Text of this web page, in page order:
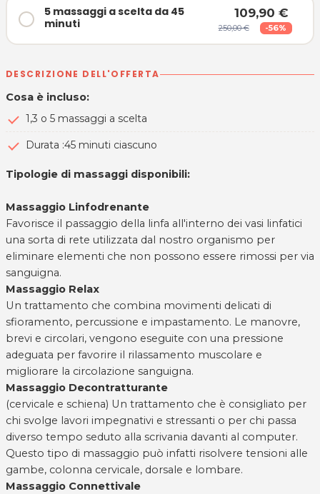
5 massaggi a scelta da 45
minuti
109,90 €
250,00 € -56%
DESCRIZIONE DELL'OFFERTA
Cosa è incluso:
1,3 o 5 massaggi a scelta
Durata :45 minuti ciascuno
Tipologie di massaggi disponibili:
Massaggio Linfodrenante
Favorisce il passaggio della linfa all'interno dei vasi linfatici
una sorta di rete utilizzata dal nostro organismo per
eliminare elementi che non possono essere rimossi per via
sanguigna.
Massaggio Relax
Un trattamento che combina movimenti delicati di
sfioramento, percussione e impastamento. Le manovre,
brevi e circolari, vengono eseguite con una pressione
adeguata per favorire il rilassamento muscolare e
migliorare la circolazione sanguigna.
Massaggio Decontratturante
(cervicale e schiena) Un trattamento che è consigliato per
chi svolge lavori impegnativi e stressanti o per chi passa
diverso tempo seduto alla scrivania davanti al computer.
Questo tipo di massaggio può infatti risolvere tensioni alle
gambe, colonna cervicale, dorsale e lombare.
Massaggio Connettivale